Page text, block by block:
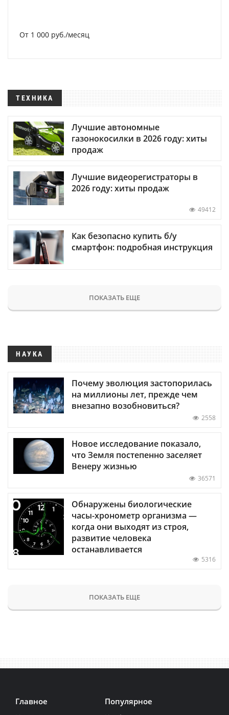
От 1 000 руб./месяц
ТЕХНИКА
Лучшие автономные
газонокосилки в 2026 году: хиты
продаж
Лучшие видеорегистраторы в
2026 году: хиты продаж
49412
Как безопасно купить б/у
смартфон: подробная инструкция
ПОКАЗАТЬ ЕЩЕ
НАУКА
Почему эволюция застопорилась
на миллионы лет, прежде чем
внезапно возобновиться?
2558
Новое исследование показало,
что Земля постепенно заселяет
Венеру жизнью
36571
Обнаружены биологические
часы-хронометр организма —
когда они выходят из строя,
развитие человека
останавливается
5316
ПОКАЗАТЬ ЕЩЕ
Главное Популярное